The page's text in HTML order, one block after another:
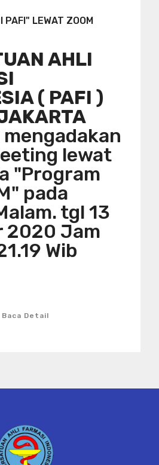
PAFI" LEWAT ZOOM
AHLI
( PAFI )
mengadakan
lewat
"Program
pada
tgl 13
2020 Jam
Wib
Baca Detail